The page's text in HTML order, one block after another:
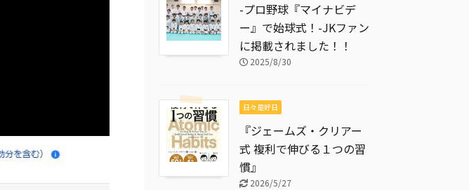
-プロ野球『マイナビデ
ー』で始球式！-JKファン
に掲載されました！！
2025/8/30
日々是好日
『ジェームズ・クリアー
式 複利で伸びる１つの習
慣』
2026/5/27